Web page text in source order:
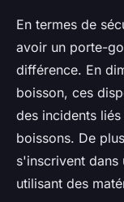
En termes de
avoir un porte-
différence. En
boisson, ces
des incidents
boissons. De
s'inscrivent dans
utilisant des